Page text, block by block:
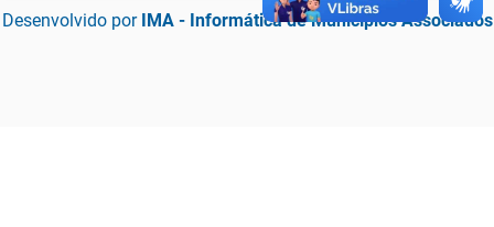
Desenvolvido por IMA - Informática de Municípios Associados